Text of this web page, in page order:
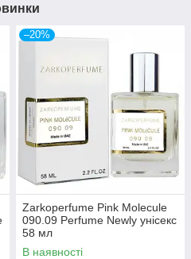
–20%
Zarkoperfume Pink Molecule
090.09 Perfume Newly унісекс
58 мл
В наявності